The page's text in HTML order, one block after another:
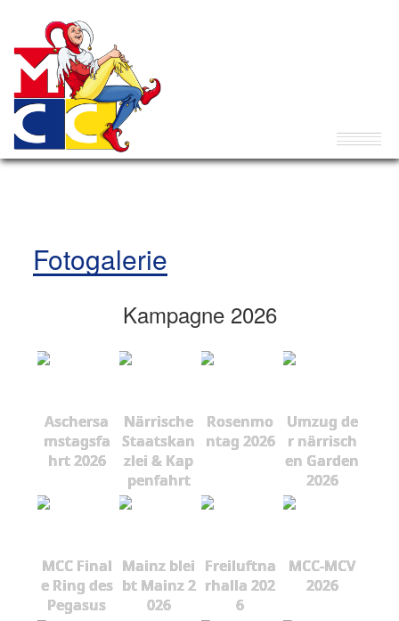
Fotogalerie
Kampagne 2026
Aschersa
mstagsfa
hrt 2026
Närrische
Staatskan
zlei & Kap
penfahrt
Rosenmo
ntag 2026
Umzug de
r närrisch
en Garden
2026
MCC Final
e Ring des
Pegasus
Mainz blei
bt Mainz 2
026
Freiluftna
rhalla 202
6
MCC-MCV
2026